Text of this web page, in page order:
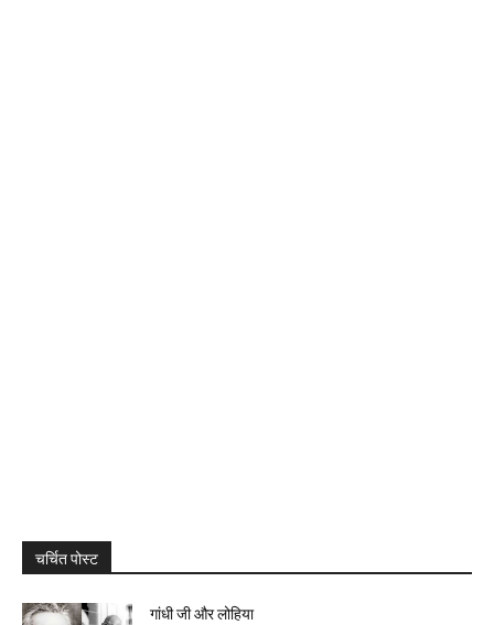
चर्चित पोस्ट
गांधी जी और लोहिया